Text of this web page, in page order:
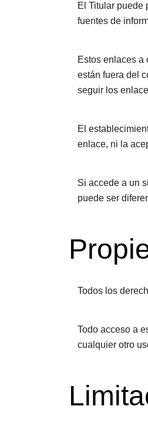
El Titular puede
fuentes de
Estos enlaces a
están fuera del
seguir los
El
enlace, ni la
Si accede a un
puede ser
Todos los
Todo acceso a
cualquier otro